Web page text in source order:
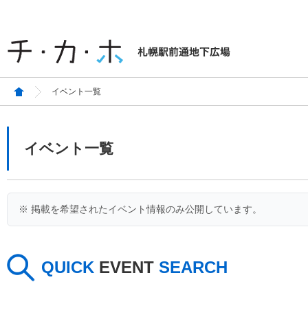
イベント一覧
イベント一覧
※ 掲載を希望されたイベント情報のみ公開しています。
QUICK EVENT SEARCH